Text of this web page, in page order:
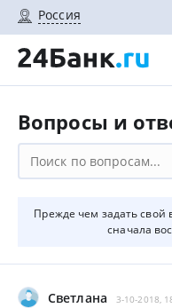
Россия
Вопросы и
Прежде чем задать свой
сначала
Светлана 3-10-2018,